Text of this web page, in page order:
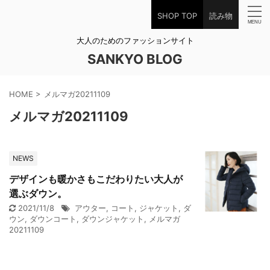
SHOP TOP 読み物
大人のためのファッションサイト
SANKYO BLOG
HOME > メルマガ20211109
メルマガ20211109
NEWS
デザインも暖かさもこだわりたい大人が
選ぶダウン。
2021/11/8 アウター, コート , ジャケット , ダ
ウン, ダウンコート , ダウンジャケット , メルマガ
20211109